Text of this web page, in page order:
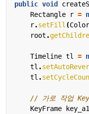
public void
Rectangle
r =
r.setFill (Color
root .
Timeline tl =
tl .
tl .
// 가로 작업
KeyFrame
key_a1